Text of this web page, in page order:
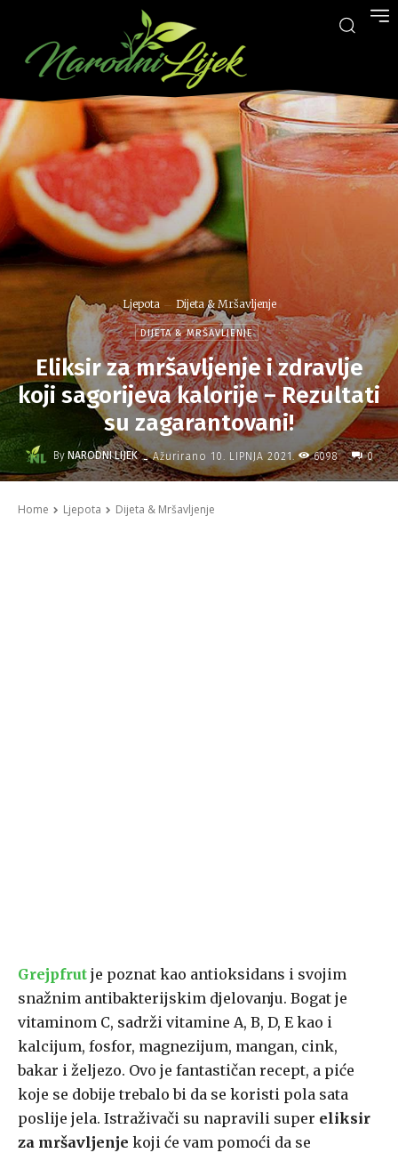
Ljepota Dijeta & Mršavljenje
DIJETA & MRŠAVLJENJE
Eliksir za mršavljenje i zdravlje
koji sagorijeva kalorije – Rezultati
su zagarantovani!
By NARODNI LIJEK - Ažurirano 10. LIPNJA 2021. 6098 0
Home Ljepota Dijeta & Mršavljenje
Grejpfrut je poznat kao antioksidans i svojim
snažnim antibakterijskim djelovanju. Bogat je
vitaminom C, sadrži vitamine A, B, D, E kao i
kalcijum, fosfor, magnezijum, mangan, cink,
bakar i željezo. Ovo je fantastičan recept, a piće
koje se dobije trebalo bi da se koristi pola sata
poslije jela. Istraživači su napravili super eliksir
za mršavljenje koji će vam pomoći da se